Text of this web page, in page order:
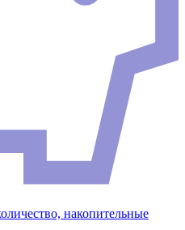
накопительные